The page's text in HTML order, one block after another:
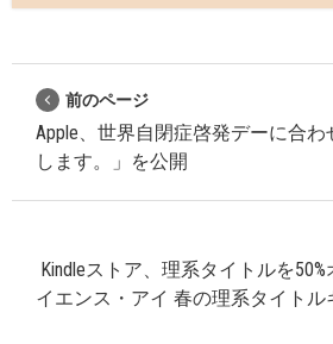
前のページ
Apple、世界自閉症啓発デーに合
します。」を公開
Kindleストア、理系タイトルを
イエンス・アイ 春の理系タイト